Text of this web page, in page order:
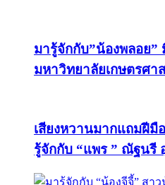
มารู้จักกับ”น้องพลอย”
มหาวิทยาลัยเกษตรศา
เสียงหวานมากแถมฝีมื
รู้จักกับ “แพร ” ณัฐนรี